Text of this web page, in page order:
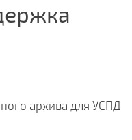
архива для УСПД